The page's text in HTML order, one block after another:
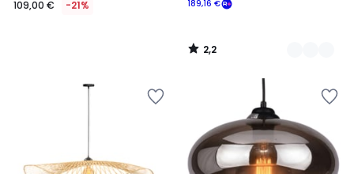
109,00 € -21% 189,16 €
2,2
/